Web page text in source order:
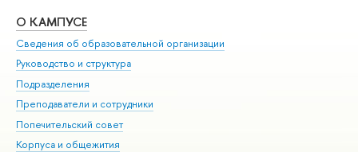
О КАМПУСЕ
Сведения об образовательной организации
Руководство и структура
Подразделения
Преподаватели и сотрудники
Попечительский совет
Корпуса и общежития